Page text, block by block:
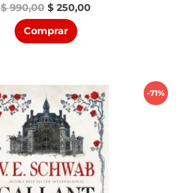
$990,00 El
precio
original
era:
$ 250,00El
Comprar
-71%